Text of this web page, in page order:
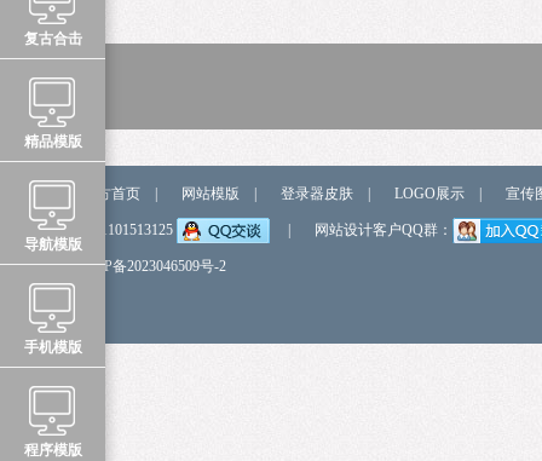
官方首页 网站模版 登录器皮肤 LOGO展示 宣传
弹我QQ QQ:1101513125 网站设计客户QQ群：
备 案 号 鲁ICP备2023046509号-2
复古合击
精品模版
导航模版
手机模版
程序模版